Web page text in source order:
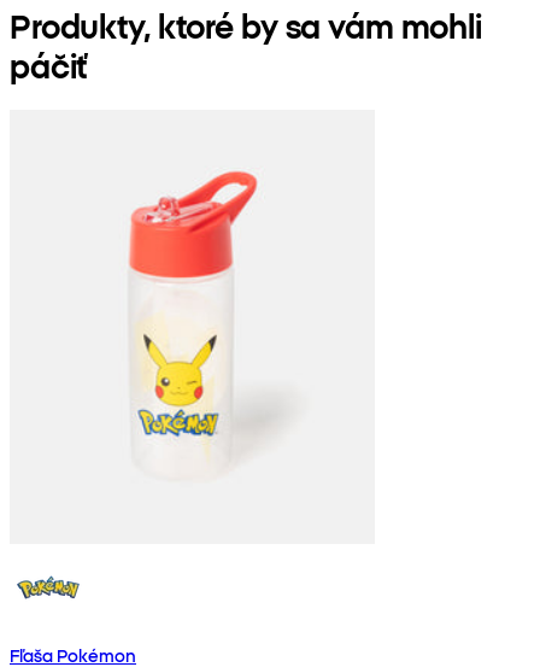
Produkty, ktoré by sa vám mohli
páčiť
Fľaša Pokémon